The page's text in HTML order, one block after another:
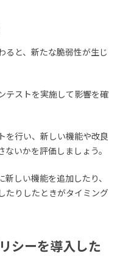
ると、新たな脆弱性が生じ
テストを実施して影響を確
を行い、新しい機能や改良
いかを評価しましょう。
しい機能を追加したり、
たりしたときがタイミング
シーを導入した